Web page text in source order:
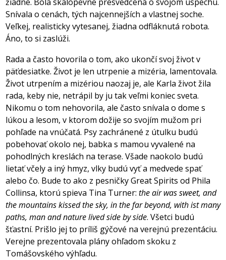
Snívala o cenách, tých najcennejších a vlastnej soche.
Veľkej, realisticky vytesanej, žiadna odfláknutá robota.
Áno, to si zaslúži.
Rada a často hovorila o tom, ako ukončí svoj život v
päťdesiatke. Život je len utrpenie a mizéria, lamentovala.
Život utrpením a mizériou naozaj je, ale Karla život žila
rada, keby nie, netrápil by ju tak veľmi koniec sveta.
Nikomu o tom nehovorila, ale často snívala o dome s
lúkou a lesom, v ktorom dožije so svojím mužom pri
pohľade na vnúčatá. Psy zachránené z útulku budú
pobehovať okolo nej, babka s mamou vyvalené na
pohodlných kreslách na terase. Všade naokolo budú
lietať včely a iný hmyz, vlky budú vyť a medvede spať
alebo čo. Bude to ako z pesničky Great Spirits od Phila
Collinsa, ktorú spieva Tina Turner: the air was sweet, and
the mountains kissed the sky, in the far beyond, with ist many
paths, man and nature lived side by side. Všetci budú
šťastní. Prišlo jej to príliš gýčové na verejnú prezentáciu.
Verejne prezentovala plány ohľadom skoku z
Tomášovského výhľadu.